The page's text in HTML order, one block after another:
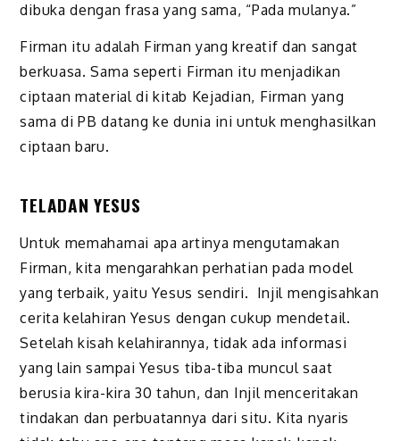
dibuka dengan frasa yang sama, “Pada mulanya.”
Firman itu adalah Firman yang kreatif dan sangat
berkuasa. Sama seperti Firman itu menjadikan
ciptaan material di kitab Kejadian, Firman yang
sama di PB datang ke dunia ini untuk menghasilkan
ciptaan baru.
TELADAN YESUS
Untuk memahamai apa artinya mengutamakan
Firman, kita mengarahkan perhatian pada model
yang terbaik, yaitu Yesus sendiri. Injil mengisahkan
cerita kelahiran Yesus dengan cukup mendetail.
Setelah kisah kelahirannya, tidak ada informasi
yang lain sampai Yesus tiba-tiba muncul saat
berusia kira-kira 30 tahun, dan Injil menceritakan
tindakan dan perbuatannya dari situ. Kita nyaris